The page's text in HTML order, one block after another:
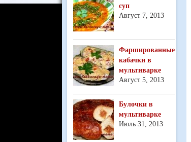
суп
Август 7, 2013
Фаршированные
кабачки в
мультиварке
Август 5, 2013
Булочки в
мультиварке
Июль 31, 2013